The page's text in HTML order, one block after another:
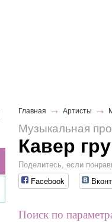
Главная → Артисты →
Музыкальная
Кавер
Поделитесь, если
Facebook
Поиск по